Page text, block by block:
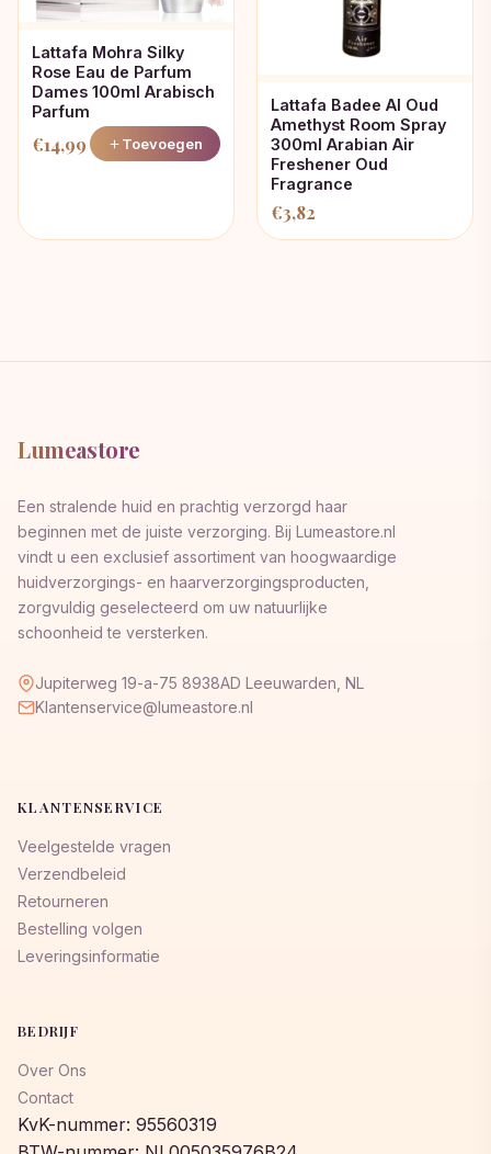
Lattafa Mohra Silky
Rose Eau de Parfum
Dames 100ml Arabisch
Parfum
€14,99 Toevoegen
Lattafa Badee Al Oud
Amethyst Room Spray
300ml Arabian Air
Freshener Oud
Fragrance
€3,82
Lumeastore
Een stralende huid en prachtig verzorgd haar
beginnen met de juiste verzorging. Bij Lumeastore.nl
vindt u een exclusief assortiment van hoogwaardige
huidverzorgings- en haarverzorgingsproducten,
zorgvuldig geselecteerd om uw natuurlijke
schoonheid te versterken.
Jupiterweg 19-a-75 8938AD Leeuwarden, NL
Klantenservice@lumeastore.nl
KLANTENSERVICE
Veelgestelde vragen
Verzendbeleid
Retourneren
Bestelling volgen
Leveringsinformatie
BEDRIJF
Over Ons
Contact
KvK-nummer: 95560319